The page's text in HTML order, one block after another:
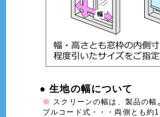
● 生地の幅について
※
スクリーンの幅は、製品の幅
プルコード式・・・両側とも約